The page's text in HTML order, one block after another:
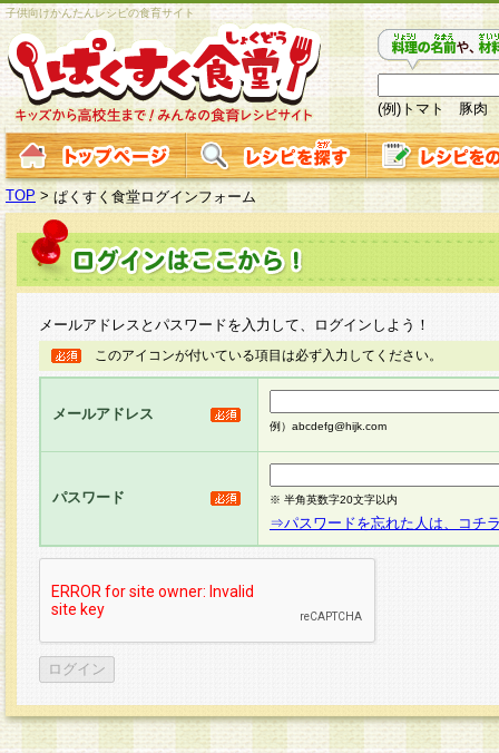
子供向けかんたんレシピの食育サイト
(例)トマト 豚肉
TOP > ぱくすく食堂ログインフォーム
メールアドレスとパスワードを入力して、ログインしよう！
このアイコンが付いている項目は必ず入力してください。
メールアドレス
例）abcdefg@hijk.com
パスワード ※ 半角英数字20文字以内
⇒パスワードを忘れた人は、コチ